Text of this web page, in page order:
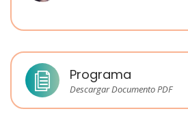
Programa
Descargar Documento PDF